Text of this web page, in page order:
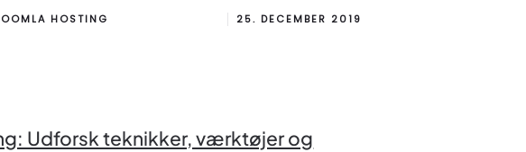
HOSTING 25. DECEMBER 2019
Udforsk teknikker, værktøjer og